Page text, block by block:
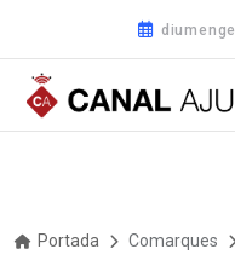
Portada Comarques